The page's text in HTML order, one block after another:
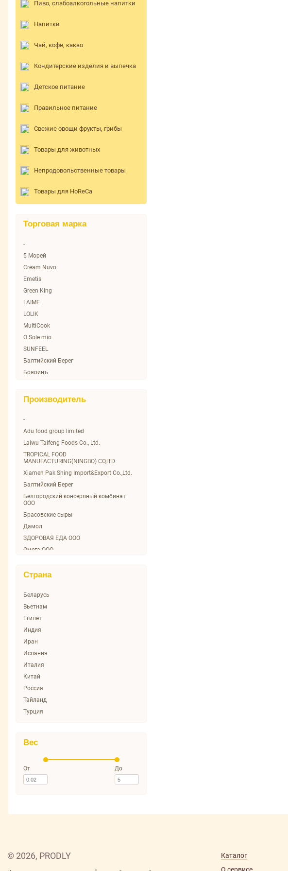
Пиво, слабоалкогольные напитки
Напитки
Чай, кофе, какао
Кондитерские изделия и выпечка
Детское питание
Правильное питание
Свежие овощи фрукты, грибы
Товары для животных
Непродовольственные товары
Товары для HoReCa
Торговая марка
-
5 Морей
Cream Nuvo
Emetis
Green King
LAIME
LOLIK
MultiCook
O Sole mio
SUNFEEL
Балтийский Берег
Бояринъ
Дары Атлантиды
Микадо
Морское содружество
Сельсовет
ТомТом
Японская кухня
Производитель
-
Adu food group limited
Laiwu Taifeng Foods Co., Ltd.
TROPICAL FOOD
MANUFACTURING(NINGBO) CO,lTD
Xiamen Pak Shing Import&Export Co.,Ltd.
Балтийский Берег
Белгородский консервный комбинат
ООО
Брасовские сыры
Дамол
ЗДОРОВАЯ ЕДА ООО
Омега ООО
Рент-групп
Страна
Беларусь
Вьетнам
Египет
Индия
Иран
Испания
Италия
Китай
Россия
Тайланд
Турция
Вес
От До
© 2026, PRODLY
Каталог